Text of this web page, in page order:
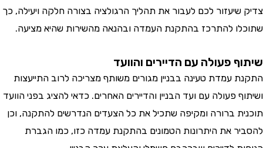
לכם לעבור את תהליך הרגולציה בצורה חלקה ויעילה, כך
להתרכז בהתקנת העמדה ובהנאה מהשירות שהיא מציעה.
פעולה עם הדיירים והוועד
עמדת טעינה בבניין מגורים משותף מצריכה לרוב התייעצות
פעולה עם ועד הבניין והדיירים האחרים. כדאי להציג בפני הוועד
ברורה ומקיפה שתכיל את כל הצעדים הנדרשים להתקנה, וכן
את היתרונות הטמונים בהתקנת עמדה כזו, כמו הגברת